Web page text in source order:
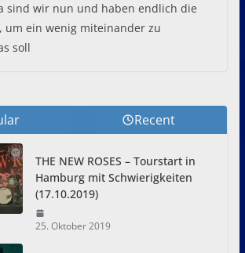
sind wir nun und haben endlich die
um ein wenig miteinander zu
soll
Recent
THE NEW ROSES – Tourstart in
Hamburg mit Schwierigkeiten
(17.10.2019)
25. Oktober 2019